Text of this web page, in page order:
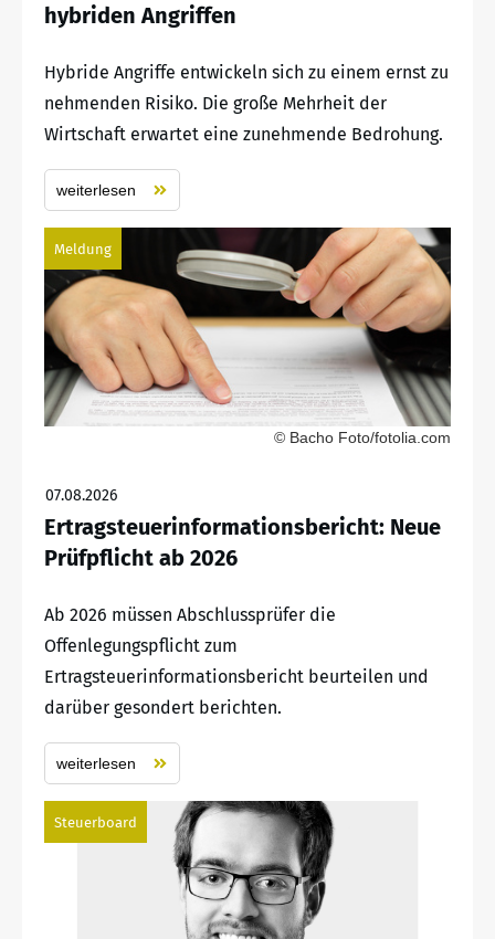
hybriden Angriffen
Hybride Angriffe entwickeln sich zu einem ernst zu
nehmenden Risiko. Die große Mehrheit der
Wirtschaft erwartet eine zunehmende Bedrohung.
weiterlesen
Meldung
© Bacho Foto/fotolia.com
07.08.2026
Ertragsteuerinformationsbericht: Neue
Prüfpflicht ab 2026
Ab 2026 müssen Abschlussprüfer die
Offenlegungspflicht zum
Ertragsteuerinformationsbericht beurteilen und
darüber gesondert berichten.
weiterlesen
Steuerboard